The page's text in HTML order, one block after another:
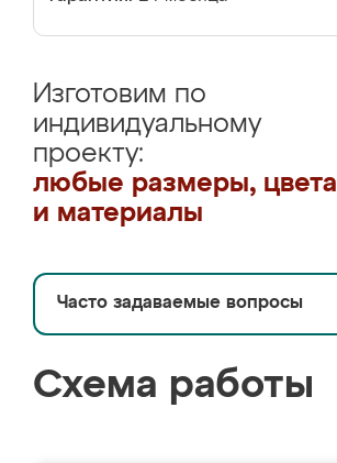
Изготовим по
индивидуальному
проекту:
любые размеры, цвета
и материалы
Часто задаваемые вопросы
Схема работы